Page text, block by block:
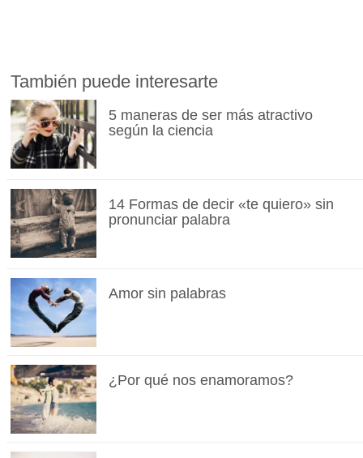
También puede interesarte
5 maneras de ser más atractivo
según la ciencia
14 Formas de decir «te quiero» sin
pronunciar palabra
Amor sin palabras
¿Por qué nos enamoramos?